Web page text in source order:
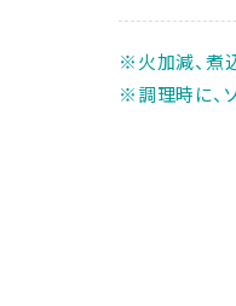
※火加減、煮
※調理時に、